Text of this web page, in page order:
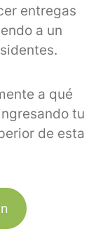
entregas
a un
a qué
tu
de esta